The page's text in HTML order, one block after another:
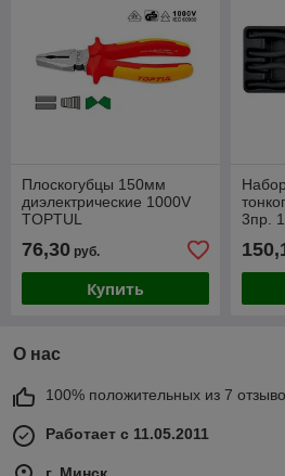
Плоскогубцы 150мм
диэлектрические 1000V
TOPTUL
76,30 руб.
Купить
3пр.
О нас
100% положительных из 7
Работает с 11.05.2011